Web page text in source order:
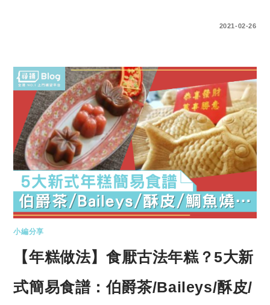
2021-02-26
小編分享
【年糕做法】食厭古法年糕？5大新
式簡易食譜：伯爵茶/Baileys/酥皮/